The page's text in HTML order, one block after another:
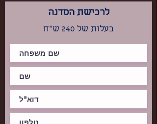
לרכישת הסדנה
בעלות של 240 ש"ח